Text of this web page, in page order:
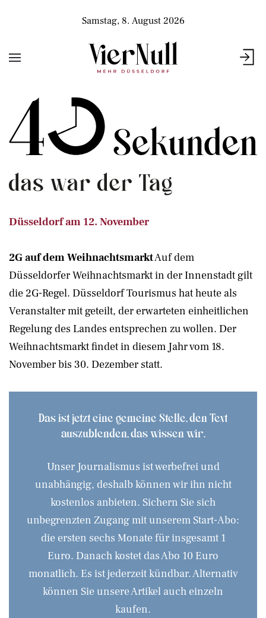
Samstag, 8. August 2026
Düsseldorf am 12. November
2G auf dem WeihnachtsmarktAuf dem
Düsseldorfer Weihnachtsmarkt in der Innenstadt gilt
die 2G-Regel. Düsseldorf Tourismus hat heute als
Veranstalter mit geteilt, der erwarteten einheitlichen
Regelung des Landes entsprechen zu wollen. Der
Weihnachtsmarkt findet in diesem Jahr vom 18.
November bis 30. Dezember statt.
Das ist jetzt eine gemeine Stelle, den Text
auszublenden, das wissen wir.
Unser Journalismus ist werbefrei und
unabhängig, deshalb können wir ihn nicht
kostenlos anbieten. Sichern Sie sich
unbegrenzten Zugang mit unserem Start-Abo:
die ersten sechs Monate für insgesamt 1
Euro. Danach kostet das Abo 10 Euro
monatlich. Es ist jederzeit kündbar. Alternativ
können Sie unsere Artikel auch einzeln
kaufen.